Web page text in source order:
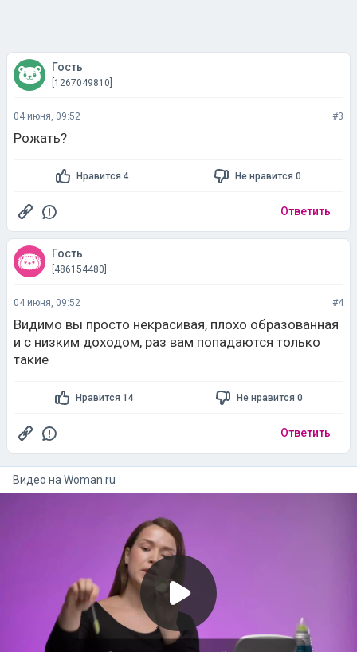
Гость
[1267049810]
04 июня, 09:52 #3
Рожать?
Нравится 4 Не нравится 0
Ответить
Гость
[486154480]
04 июня, 09:52 #4
Видимо вы просто некрасивая, плохо образованная
и с низким доходом, раз вам попадаются только
такие
Нравится 14 Не нравится 0
Ответить
Видео на woman.ru